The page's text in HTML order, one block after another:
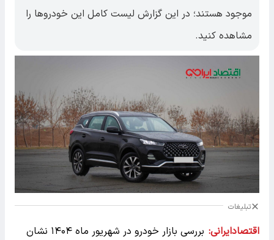
موجود هستند؛ در این گزارش لیست کامل این خودروها را
مشاهده کنید.
تبلیغات
اقتصادایرانی:
بررسی بازار خودرو در شهریور ماه ۱۴۰۴ نشان